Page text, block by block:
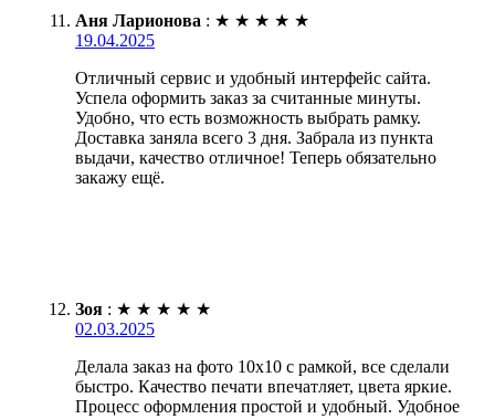
Аня Ларионова : ★ ★ ★ ★ ★
19.04.2025
Отличный сервис и удобный интерфейс сайта.
Успела оформить заказ за считанные минуты.
Удобно, что есть возможность выбрать рамку.
Доставка заняла всего 3 дня. Забрала из пункта
выдачи, качество отличное! Теперь обязательно
закажу ещё.
Зоя : ★ ★ ★ ★ ★
02.03.2025
Делала заказ на фото 10х10 с рамкой, все сделали
быстро. Качество печати впечатляет, цвета яркие.
Процесс оформления простой и удобный. Удобное